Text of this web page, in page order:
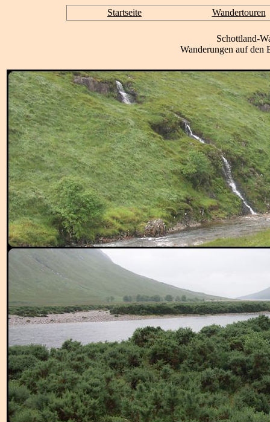
Startseite Wandertouren
Schottland-
Wanderungen auf den